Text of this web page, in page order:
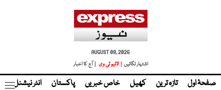
AUGUST 09, 2026
اشتہار لگائیں |
لائیو ٹی وی | آج کا اخبار
صفحۂ اول تازہ ترین کھیل خاص خبریں پاکستان انٹر نیشنل